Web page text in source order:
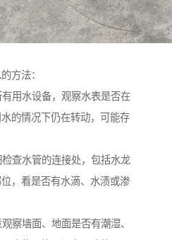
方法：
用水设备，观察水表是否在
的情况下仍在转动，可能存
查水管的连接处，包括水龙
，看是否有水滴、水渍或渗
察墙面、地面是否有潮湿、